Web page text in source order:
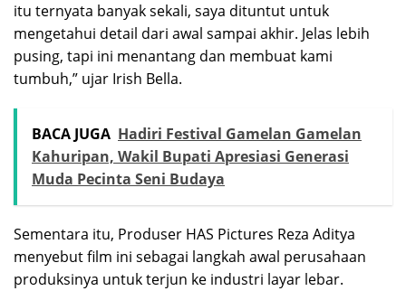
itu ternyata banyak sekali, saya dituntut untuk
mengetahui detail dari awal sampai akhir. Jelas lebih
pusing, tapi ini menantang dan membuat kami
tumbuh,” ujar Irish Bella.
BACA JUGA Hadiri Festival Gamelan Gamelan
Kahuripan, Wakil Bupati Apresiasi Generasi
Muda Pecinta Seni Budaya
Sementara itu, Produser HAS Pictures Reza Aditya
menyebut film ini sebagai langkah awal perusahaan
produksinya untuk terjun ke industri layar lebar.